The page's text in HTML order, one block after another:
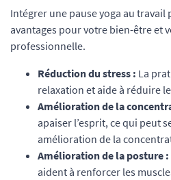
Intégrer une pause yoga au
avantages pour votre bien-être et
professionnelle.
Réduction du stress : La
relaxation et aide à réduire
Amélioration de la
apaiser l’esprit, ce qui peut
amélioration de la
Amélioration de la posture :
aident à renforcer les